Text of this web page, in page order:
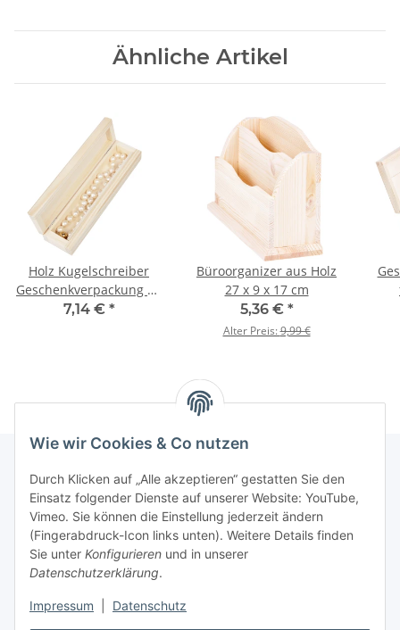
Wie wir Cookies & Co nutzen
Durch Klicken auf „Alle akzeptieren“ gestatten Sie den
Einsatz folgender Dienste auf unserer Website: YouTube,
Vimeo. Sie können die Einstellung jederzeit ändern
(Fingerabdruck-Icon links unten). Weitere Details finden
Sie unter Konfigurieren und in unserer
Datenschutzerklärung.
Impressum Datenschutz
Ähnliche Artikel
Holz Kugelschreiber
Geschenkverpackung 20
x 5 x 4 cm Holz
7,14 € *
Büroorganizer aus Holz
27 x 9 x 17 cm
5,36 € *
Alter Preis:9,99 €
Informationen
Gesetzliche Informationen